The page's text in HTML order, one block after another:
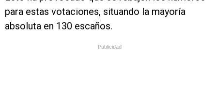
para estas votaciones, situando la mayoría
absoluta en 130 escaños.
Publicidad